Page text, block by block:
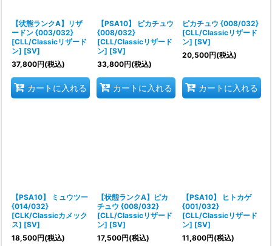
【状態ランクA】リザ
ードン {003/032}
[CLL/Classicリザード
ン] [SV]
37,800円(税込)
カートに入れる
【PSA10】 ピカチュウ
{008/032}
[CLL/Classicリザード
ン] [SV]
33,800円(税込)
カートに入れる
ピカチュウ {008/032}
[CLL/Classicリザード
ン] [SV]
20,500円(税込)
カートに入れる
【PSA10】 ミュウツー
{014/032}
[CLK/Classicカメック
ス] [SV]
18,500円(税込)
【状態ランクA】ピカ
チュウ {008/032}
[CLL/Classicリザード
ン] [SV]
17,500円(税込)
【PSA10】 ヒトカゲ
{001/032}
[CLL/Classicリザード
ン] [SV]
11,800円(税込)